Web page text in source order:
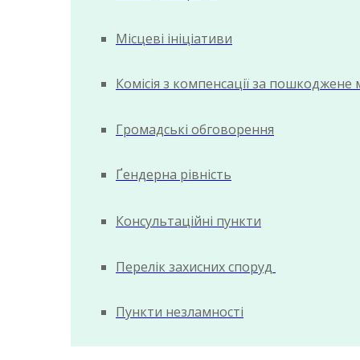
Місцеві ініціативи
Комісія з компенсації за пошкоджене
Громадські обговорення
Ґендерна рівність
Консультаційні пункти
Перелік захисних споруд
Пункти незламності